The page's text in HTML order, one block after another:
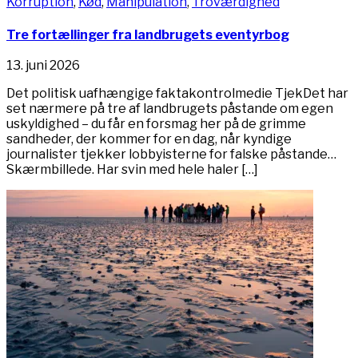
Tre fortællinger fra landbrugets eventyrbog
13. juni 2026
Det politisk uafhængige faktakontrolmedie TjekDet har
set nærmere på tre af landbrugets påstande om egen
uskyldighed – du får en forsmag her på de grimme
sandheder, der kommer for en dag, når kyndige
journalister tjekker lobbyisterne for falske påstande…
Skærmbillede. Har svin med hele haler […]